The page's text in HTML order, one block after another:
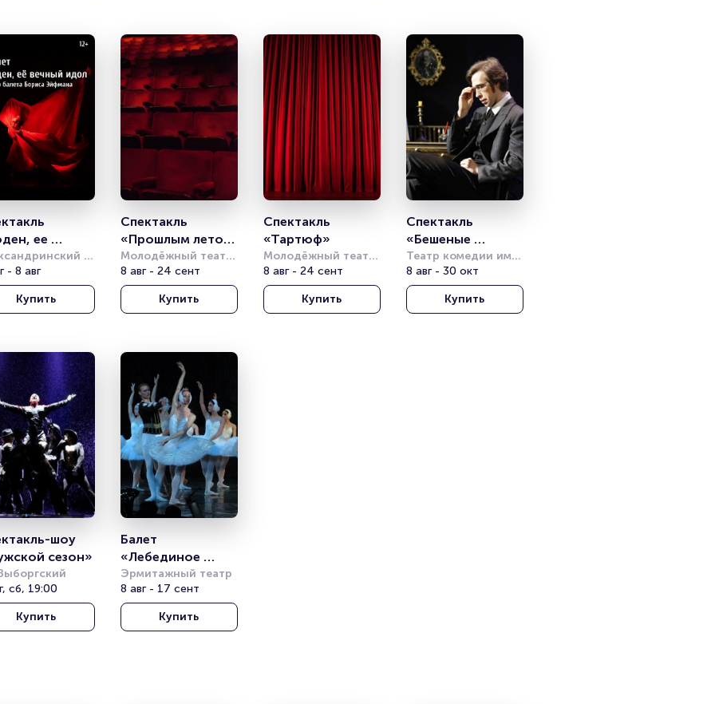
ее
идол»
балета Б.
- 8 авг
Купить
Спектакль
«Прошлым летом
в Чулимске»
Молодёжный театр
на Фонтанке
8 авг - 24 сент
Купить
Спектакль
«Тартюф»
Молодёжный театр
на Фонтанке
8 авг - 24 сент
Купить
Спектакль
«Бешеные
деньги»
Театр комедии им.
Акимова
8 авг - 30 окт
Купить
шоу
сезон»
сб, 19:00
Купить
Балет
«Лебединое
озеро»
Классический
балет с
видеоэффектами
Эрмитажный театр
8 авг - 17 сент
Купить